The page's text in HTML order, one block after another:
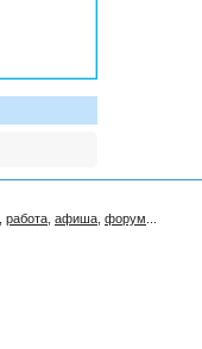
работа афиша форум